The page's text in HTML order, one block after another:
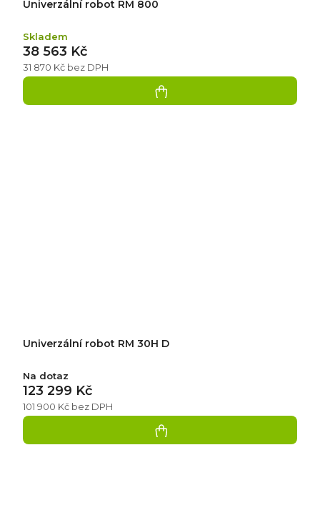
Univerzální robot RM 800
Skladem
31 870 Kč bez DPH
38 563 Kč
Univerzální robot RM 30H D
Na dotaz
101 900 Kč bez DPH
123 299 Kč